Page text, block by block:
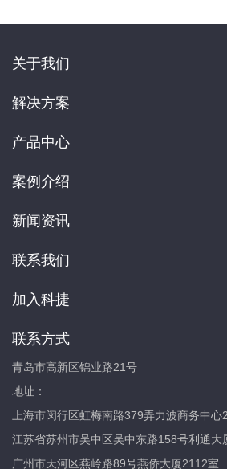
关于我们
解决方案
产品中心
案例介绍
新闻资讯
联系我们
加入科捷
联系方式
青岛市高新区锦业路21号
地址：
上海市闵行区虹梅南路379弄力波商务中心
江苏省苏州市吴中区吴中东路158号利通大
广州市天河区燕岭路89号燕侨大厦2112室